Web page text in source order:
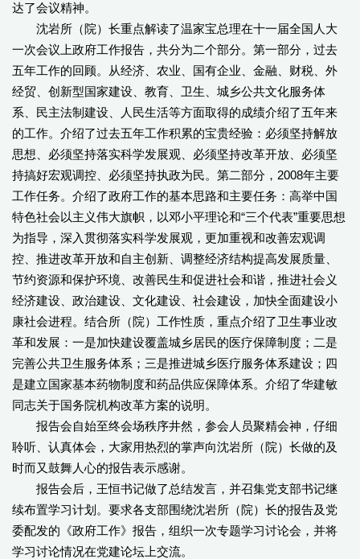
达了会议精神。
沈岩所（院）长重点解读了温家宝总理在十一届全国人大
一次会议上政府工作报告，共分为二个部分。第一部分，过去
五年工作的回顾。从经济、农业、国有企业、金融、财税、外
经贸、创新型国家建设、教育、卫生、城乡公共文化服务体
系、民主法制建设、人民生活等方面取得的成绩介绍了五年来
的工作。介绍了过去五年工作积累的宝贵经验：必须坚持解放
思想、必须坚持落实科学发展观、必须坚持改革开放、必须坚
持搞好宏观调控、必须坚持执政为民。第二部分，2008年主要
工作任务。介绍了政府工作的基本思路和主要任务：高举中国
特色社会以主义伟大旗帜，以邓小平理论和“三个代表”重要思想
为指导，深入贯彻落实科学发展观，更加重视和改善宏观调
控、推进改革开放和自主创新、调整经济结构提高发展质量、
节约资源和保护环境、改善民生和促进社会和谐，推进社会义
经济建设、政治建设、文化建设、社会建设，加快全面建设小
康社会进程。结合所（院）工作性质，重点介绍了卫生事业改
革和发展：一是加快建设覆盖城乡居民的医疗保障制度；二是
完善公共卫生服务体系；三是推进城乡医疗服务体系建设；四
是建立国家基本药物制度和药品供应保障体系。介绍了华建敏
同志关于国务院机构改革方案的说明。
报告会自始至终会场秩序井然，参会人员聚精会神，仔细
聆听、认真体会，大家用热烈的掌声向沈岩所（院）长做的及
时而又鼓舞人心的报告表示感谢。
报告会后，王恒书记做了总结发言，并召集党支部书记继
续布置学习计划。要求各支部围绕沈岩所（院）长的报告及党
委配发的《政府工作》报告，组织一次专题学习讨论会，并将
学习讨论情况在党建论坛上交流。